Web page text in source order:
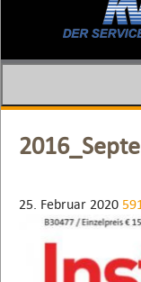
25. Februar 2020